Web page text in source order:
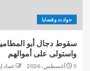
حوادث وقضايا
سقوط دجال أبو
واستولى على أموالهم
5 أغسطس، 2026 عماد